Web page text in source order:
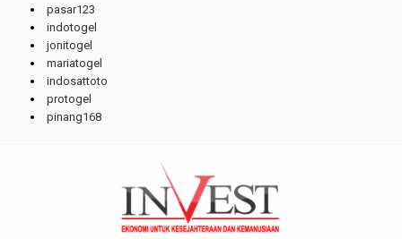
pasar123
indotogel
jonitogel
mariatogel
indosattoto
protogel
pinang168